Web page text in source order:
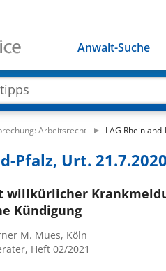
Anwalt-Suche
Arbeitsrecht LAG
Pfalz, Urt.
willkürlicher
Kündigung
M. Mues, Köln
Heft 02/2021